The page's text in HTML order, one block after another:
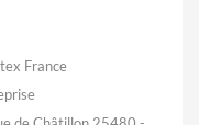
France